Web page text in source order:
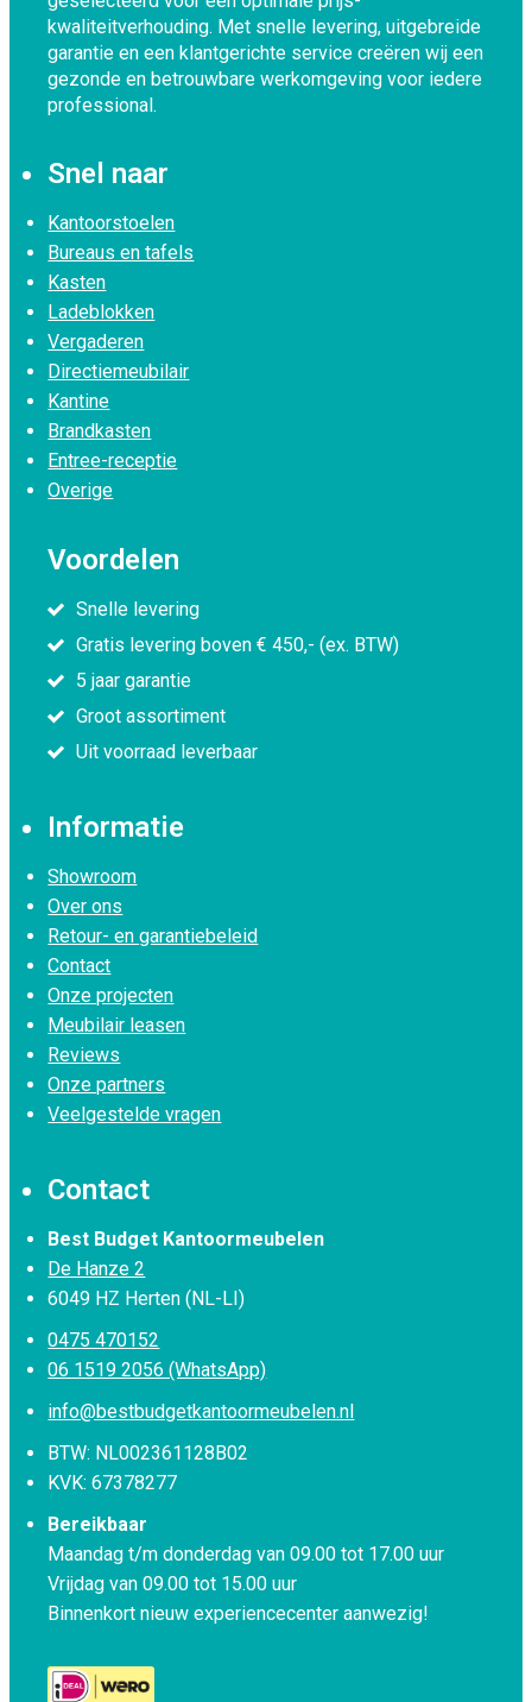
kwaliteitverhouding. Met snelle levering, uitgebreide
garantie en een klantgerichte service creëren wij een
gezonde en betrouwbare werkomgeving voor iedere
professional.
Snel naar
Kantoorstoelen
Bureaus en tafels
Kasten
Ladeblokken
Vergaderen
Directiemeubilair
Kantine
Brandkasten
Entree-receptie
Overige
Voordelen
Snelle levering
Gratis levering boven € 450,- (ex. BTW)
5 jaar garantie
Groot assortiment
Uit voorraad leverbaar
Informatie
Showroom
Over ons
Retour- en garantiebeleid
Contact
Onze projecten
Meubilair leasen
Reviews
Onze partners
Veelgestelde vragen
Contact
Best Budget Kantoormeubelen
De Hanze 2
6049 HZ Herten (NL-LI)
0475 470152
06 1519 2056 (WhatsApp)
info@bestbudgetkantoormeubelen.nl
BTW: NL002361128B02
KVK: 67378277
Bereikbaar
Maandag t/m donderdag van 09.00 tot 17.00 uur
Vrijdag van 09.00 tot 15.00 uur
Binnenkort nieuw experiencecenter aanwezig!